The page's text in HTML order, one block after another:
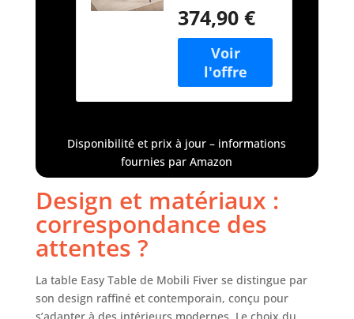
Noyer
Canaletto, 140
x 90 x 77 cm
personnes et, une
fois dépliée, elle
peut accueillir
jusqu'à 8
personnes. La
table mesure 140
cm avec une
rallonge et 220 cm
avec deux
non incluses.
Table peu
encombrante : les
peuvent être
facilement
374,90 €
Disponibilité et prix à jour – informations
fournies par Amazon
Design et matériaux :
correspondance des
attentes ?
La table Easy Table de Mobili Fiver se distingue par
son design raffiné et contemporain, conçu pour